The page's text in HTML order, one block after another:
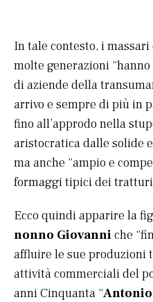
In tale contesto, i
molte generazioni
di aziende della
arrivo e sempre di più in
fino all’approdo nella
aristocratica dalle solide
ma anche “ampio e
formaggi tipici dei
Ecco quindi apparire la
nonno Giovanni che
affluire le sue produzioni
attività commerciali del
anni Cinquanta “Antonio